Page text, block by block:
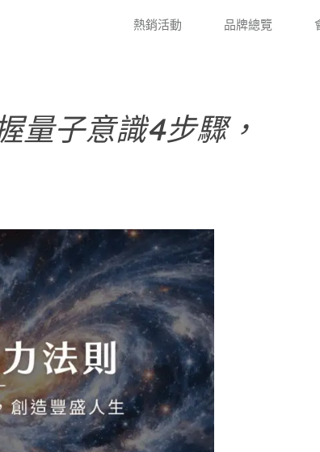
熱銷活動
品牌總覽
量子意識4步驟，